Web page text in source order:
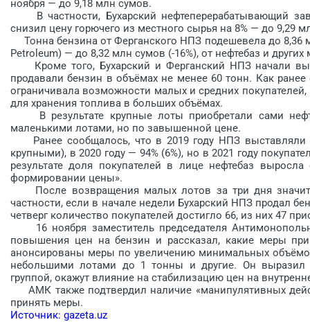
ноября — до 9,18 млн сумов.
В частности, Бухарский нефтеперерабатывающий
снизил цену горючего из местного сырья на 8% — до 9,29
Тонна бензина от Ферганского НПЗ подешевела до 8,36
Petroleum) — до 8,32 млн сумов (-16%), от нефтебаз и
Кроме того, Бухарский и Ферганский НПЗ начали
продавали бензин в объёмах не менее 60 тонн. Как
ограничивала возможности малых и средних
для хранения топлива в больших объёмах.
В результате крупные лоты приобретали сами
маленькими лотами, но по завышенной цене.
Ранее сообщалось, что в 2019 году НПЗ выставляли
крупными), в 2020 году — 94% (6%), но в 2021 году
результате доля покупателей в лице нефтебаз
формировании цены».
После возвращения малых лотов за три дня
частности, если в начале недели Бухарский НПЗ продал
четверг количество покупателей достигло 66, из них 47
16 ноября заместитель председателя
повышения цен на бензин и рассказал, какие меры
анонсированы меры по увеличению минимальных
небольшими лотами до 1 тонны и другие. Он выразил
группой, окажут влияние на стабилизацию цен на
АМК также подтвердил наличие «манипулятивных
принять меры.
Источник: gazeta.uz